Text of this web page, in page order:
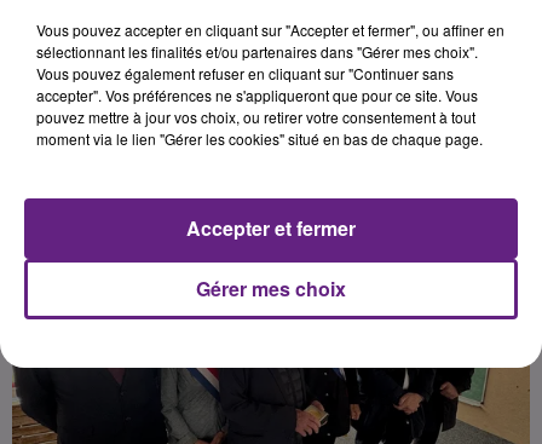
Publié : 13 mai 2025 à 17h05 par la rédaction
Vous pouvez accepter en cliquant sur "Accepter et fermer", ou affiner en
sélectionnant les finalités et/ou partenaires dans "Gérer mes choix".
Vous pouvez également refuser en cliquant sur "Continuer sans
accepter". Vos préférences ne s'appliqueront que pour ce site. Vous
pouvez mettre à jour vos choix, ou retirer votre consentement à tout
moment via le lien "Gérer les cookies" situé en bas de chaque page.
Gérer mes choix
Accepter et fermer